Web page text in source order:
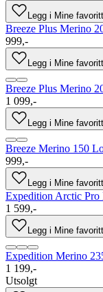
Legg i Mine
Breeze Plus Merino
999,-
Legg i Mine
Breeze Plus Merino
1 099,-
Legg i Mine
Breeze Merino 150
999,-
Legg i Mine
Expedition Arctic Pro
1 599,-
Legg i Mine
Expedition Merino
1 199,-
Utsolgt